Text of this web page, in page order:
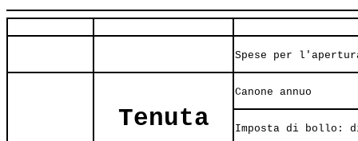
Spese per
Tenuta
Canone annuo
Imposta di bollo: